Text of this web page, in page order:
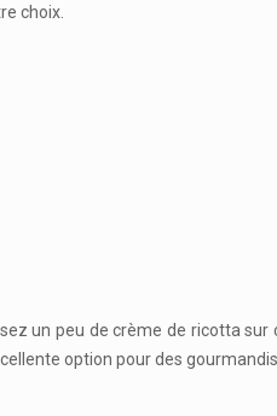
choix.
un peu de crème de ricotta
option pour des